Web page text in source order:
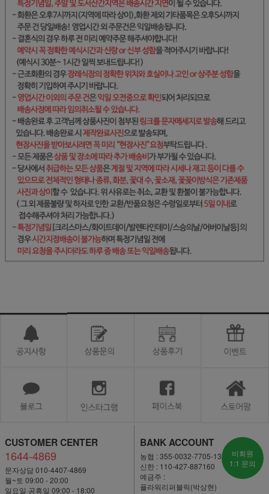
CUSTOMER CENTER
1644-4869
문자상담 010-4407-4869
월~토 09:00 - 20:00
일요일·공휴일 09:00 - 18:00
BANK ACCOUNT
농협 : 355-0032-7705-13
신한 : 110-427-887160
예금주 :
플라워리퍼블릭(박상현)
비회원
1:1 문의